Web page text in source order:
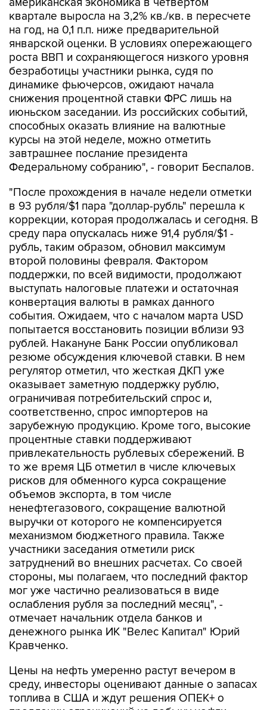
квартале выросла на 3,2% кв./кв. в пересчете
на год, на 0,1 п.п. ниже предварительной
январской оценки. В условиях опережающего
роста ВВП и сохраняющегося низкого уровня
безработицы участники рынка, судя по
динамике фьючерсов, ожидают начала
снижения процентной ставки ФРС лишь на
июньском заседании. Из российских событий,
способных оказать влияние на валютные
курсы на этой неделе, можно отметить
завтрашнее послание президента
Федеральному собранию", - говорит Беспалов.
"После прохождения в начале недели отметки
в 93 рубля/$1 пара "доллар-рубль" перешла к
коррекции, которая продолжалась и сегодня. В
среду пара опускалась ниже 91,4 рубля/$1 -
рубль, таким образом, обновил максимум
второй половины февраля. Фактором
поддержки, по всей видимости, продолжают
выступать налоговые платежи и остаточная
конвертация валюты в рамках данного
события. Ожидаем, что с началом марта USD
попытается восстановить позиции вблизи 93
рублей. Накануне Банк России опубликовал
резюме обсуждения ключевой ставки. В нем
регулятор отметил, что жесткая ДКП уже
оказывает заметную поддержку рублю,
ограничивая потребительский спрос и,
соответственно, спрос импортеров на
зарубежную продукцию. Кроме того, высокие
процентные ставки поддерживают
привлекательность рублевых сбережений. В
то же время ЦБ отметил в числе ключевых
рисков для обменного курса сокращение
объемов экспорта, в том числе
ненефтегазового, сокращение валютной
выручки от которого не компенсируется
механизмом бюджетного правила. Также
участники заседания отметили риск
затруднений во внешних расчетах. Со своей
стороны, мы полагаем, что последний фактор
мог уже частично реализоваться в виде
ослабления рубля за последний месяц", -
отмечает начальник отдела банков и
денежного рынка ИК "Велес Капитал" Юрий
Кравченко.
Цены на нефть умеренно растут вечером в
среду, инвесторы оценивают данные о запасах
топлива в США и ждут решения ОПЕК+ о